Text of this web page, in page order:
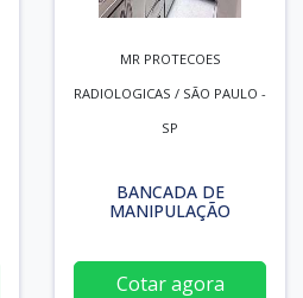
MR PROTECOES
RADIOLOGICAS / SÃO PAULO -
SP
BANCADA DE
MANIPULAÇÃO
Cotar agora